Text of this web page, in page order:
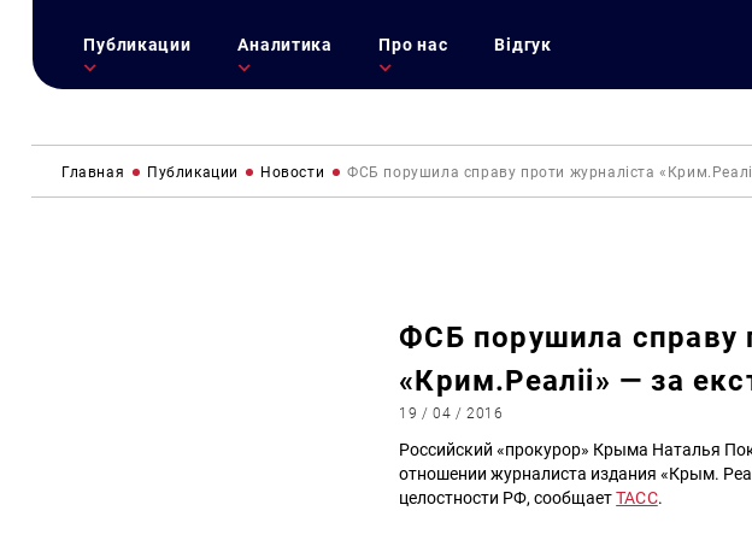
Публикации Аналитика Про нас Відгук
Главная Публикации Новости ФСБ порушила справу проти журналіста
ФСБ порушила справу
«Крим.Реаліі» — за
19 / 04 / 2016
Российский «прокурор» Крыма Наталья
отношении журналиста издания «Крым.
целостности РФ, сообщаетТАСС.